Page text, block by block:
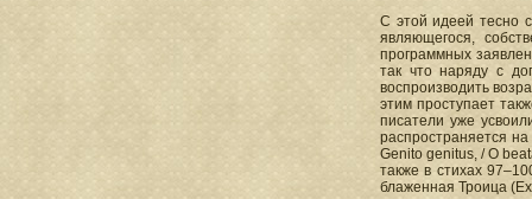
С этой идеей тесно
являющегося,
программных
так что наряду с
воспроизводить
этим проступает
писатели уже
распространяется
Genito genitus, / O
также в стихах
блаженная Троица